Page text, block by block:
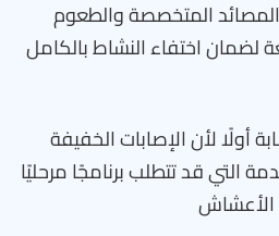
المتخصصة والطعوم
لضمان اختفاء النشاط بالكامل
أولًا لأن الإصابات الخفيفة
التي قد تتطلب برنامجًا مرحليًا
الأعشاش